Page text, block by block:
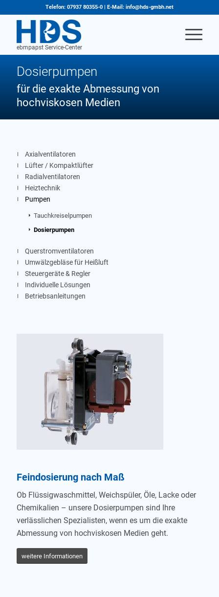
Telefon: 07937 80355-0 | E-Mail: info@hds-gmbh.net
Dosierpumpen
für die exakte Abmessung von
hochviskosen Medien
Axialventilatoren
Lüfter / Kompaktlüfter
Radialventilatoren
Heiztechnik
Pumpen
Tauchkreiselpumpen
Dosierpumpen
Querstromventilatoren
Umwälzgebläse für Heißluft
Steuergeräte & Regler
Individuelle Lösungen
Betriebsanleitungen
Feindosierung nach Maß
Ob Flüssigwaschmittel, Weichspüler, Öle, Lacke oder
Chemikalien – unsere Dosierpumpen sind Ihre
verlässlichen Spezialisten, wenn es um die exakte
Abmessung von hochviskosen Medien geht.
weitere Informationen